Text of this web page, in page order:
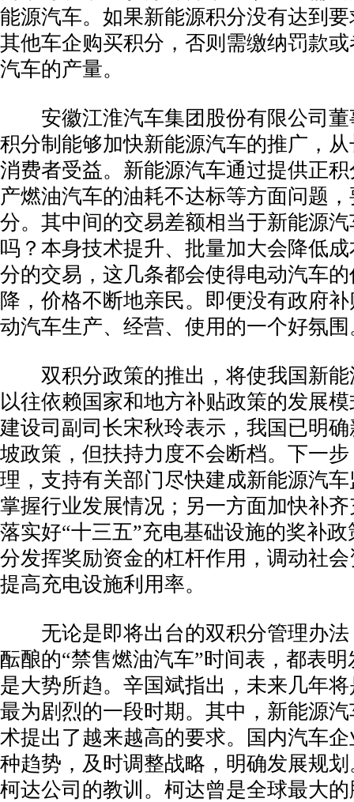
能源汽车。如果新能源积分没有达到
其他车企购买积分，否则需缴纳罚款
汽车的产量。
安徽江淮汽车集团股份有限公司董
积分制能够加快新能源汽车的推广，
消费者受益。新能源汽车通过提供正
产燃油汽车的油耗不达标等方面问题
分。其中间的交易差额相当于新能源
吗？本身技术提升、批量加大会降低
分的交易，这几条都会使得电动汽车
降，价格不断地亲民。即便没有政府
动汽车生产、经营、使用的一个好氛围
双积分政策的推出，将使我国新能
以往依赖国家和地方补贴政策的发展
建设司副司长宋秋玲表示，我国已明
坡政策，但扶持力度不会断档。下一
理，支持有关部门尽快建成新能源汽
掌握行业发展情况；另一方面加快补
落实好“十三五”充电基础设施的奖补
分发挥奖励资金的杠杆作用，调动社
提高充电设施利用率。
无论是即将出台的双积分管理办法
酝酿的“禁售燃油汽车”时间表，都表
是大势所趋。辛国斌指出，未来几年
最为剧烈的一段时期。其中，新能源
术提出了越来越高的要求。国内汽车
种趋势，及时调整战略，明确发展规
柯达公司的教训。柯达曾是全球最大